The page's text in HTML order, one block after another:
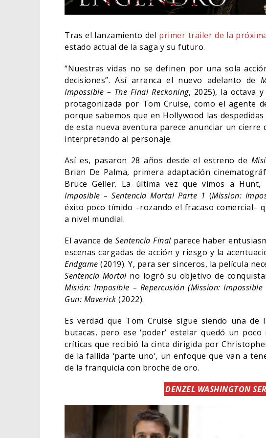
Tras el lanzamiento del primer trailer de la
estado actual de la saga y su futuro.
“Nuestras vidas no se definen por una sola
decisiones”. Así arranca el nuevo adelanto de
Impossible – The Final Reckoning, 2025), la octava
protagonizada por Tom Cruise, como el agente
porque sabemos que en Hollywood las
de esta nueva aventura parece anunciar un cierre
interpretando al personaje.
Así es, pasaron 28 años desde el estreno de
Brian De Palma, primera adaptación
Bruce Geller. La última vez que vimos a Hunt,
Imposible – Sentencia Mortal Parte 1 (Mission:
éxito poco tímido –rozando el fracaso comercial–
a nivel mundial.
El avance deSentencia Finalparece haber
escenas cargadas de acción y riesgo y la
Endgame(2019). Y, para ser sinceros, la película
Sentencia Mortalno logró su objetivo de
Misión: Imposible – Repercusión (Mission:
Gun: Maverick (2022).
Es verdad que Tom Cruise sigue siendo una
butacas, pero ese ‘poder’ estelar quedó un
críticas que recibió la cinta dirigida por
de la fallida ‘parte uno’, un enfoque que van a
de la franquicia con broche de oro.
DENZEL WASHINGTON
ORLANDO BLOOM AFIRMA
HABER RECHAZADO SER
BATMAN
CINE 05/08/2026